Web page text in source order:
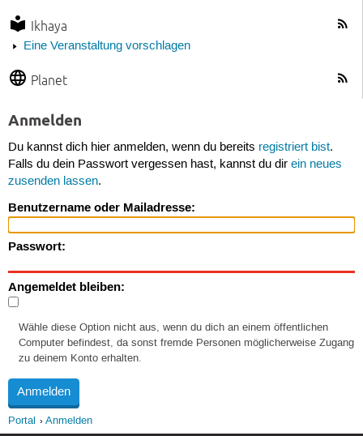
Ikhaya
Eine Veranstaltung vorschlagen
Planet
Anmelden
Du kannst dich hier anmelden, wenn du bereits registriert bist.
Falls du dein Passwort vergessen hast, kannst du dir ein neues
zusenden lassen.
Benutzername oder Mailadresse:
Passwort:
Angemeldet bleiben:
Wähle diese Option nicht aus, wenn du dich an einem öffentlichen
Computer befindest, da sonst fremde Personen möglicherweise Zugang
zu deinem Konto erhalten.
Portal Anmelden